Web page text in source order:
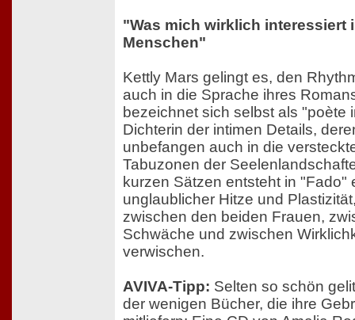
"Was mich wirklich interessiert
Menschen"
Kettly Mars gelingt es, den
auch in die Sprache ihres
bezeichnet sich selbst als "poète
Dichterin der intimen Details,
unbefangen auch in die
Tabuzonen der
kurzen Sätzen entsteht in "Fado"
unglaublicher Hitze und
zwischen den beiden Frauen,
Schwäche und zwischen
verwischen.
AVIVA-Tipp: Selten so schön
der wenigen Bücher, die ihre